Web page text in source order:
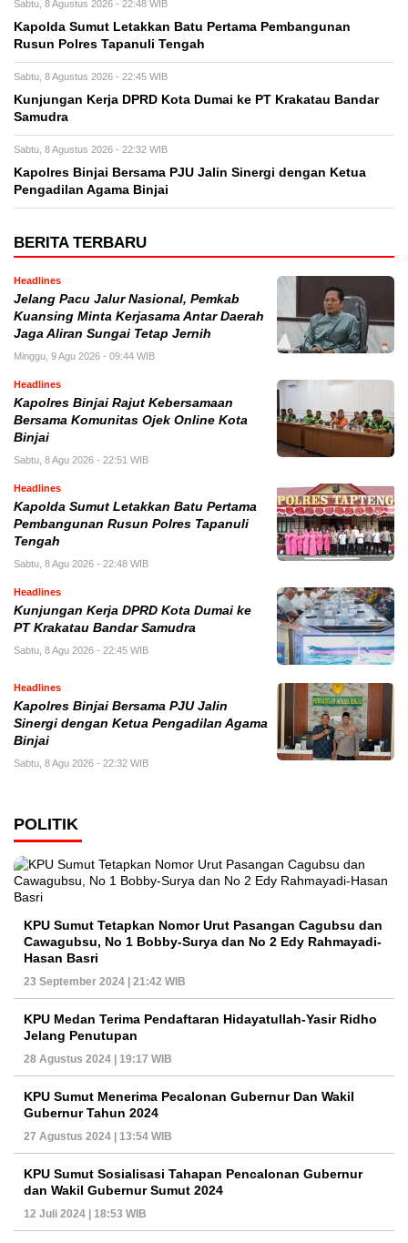
Sabtu, 8 Agustus 2026 - 22:48 WIB
Kapolda Sumut Letakkan Batu Pertama Pembangunan
Rusun Polres Tapanuli Tengah
Sabtu, 8 Agustus 2026 - 22:45 WIB
Kunjungan Kerja DPRD Kota Dumai ke PT Krakatau Bandar
Samudra
Sabtu, 8 Agustus 2026 - 22:32 WIB
Kapolres Binjai Bersama PJU Jalin Sinergi dengan Ketua
Pengadilan Agama Binjai
BERITA TERBARU
Headlines
Jelang Pacu Jalur Nasional, Pemkab
Kuansing Minta Kerjasama Antar Daerah
Jaga Aliran Sungai Tetap Jernih
Minggu, 9 Agu 2026 - 09:44 WIB
Headlines
Kapolres Binjai Rajut Kebersamaan
Bersama Komunitas Ojek Online Kota
Binjai
Sabtu, 8 Agu 2026 - 22:51 WIB
Headlines
Kapolda Sumut Letakkan Batu Pertama
Pembangunan Rusun Polres Tapanuli
Tengah
Sabtu, 8 Agu 2026 - 22:48 WIB
Headlines
Kunjungan Kerja DPRD Kota Dumai ke
PT Krakatau Bandar Samudra
Sabtu, 8 Agu 2026 - 22:45 WIB
Headlines
Kapolres Binjai Bersama PJU Jalin
Sinergi dengan Ketua Pengadilan Agama
Binjai
Sabtu, 8 Agu 2026 - 22:32 WIB
POLITIK
KPU Sumut Tetapkan Nomor Urut Pasangan Cagubsu dan
Cawagubsu, No 1 Bobby-Surya dan No 2 Edy Rahmayadi-
Hasan Basri
23 September 2024 | 21:42 WIB
KPU Medan Terima Pendaftaran Hidayatullah-Yasir Ridho
Jelang Penutupan
28 Agustus 2024 | 19:17 WIB
KPU Sumut Menerima Pecalonan Gubernur Dan Wakil
Gubernur Tahun 2024
27 Agustus 2024 | 13:54 WIB
KPU Sumut Sosialisasi Tahapan Pencalonan Gubernur
dan Wakil Gubernur Sumut 2024
12 Juli 2024 | 18:53 WIB